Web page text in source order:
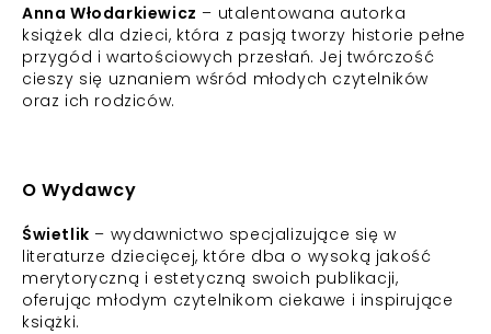
Anna Włodarkiewicz – utalentowana autorka
książek dla dzieci, która z pasją tworzy historie pełne
przygód i wartościowych przesłań. Jej twórczość
cieszy się uznaniem wśród młodych czytelników
oraz ich rodziców.
O Wydawcy
Świetlik – wydawnictwo specjalizujące się w
literaturze dziecięcej, które dba o wysoką jakość
merytoryczną i estetyczną swoich publikacji,
oferując młodym czytelnikom ciekawe i inspirujące
książki.